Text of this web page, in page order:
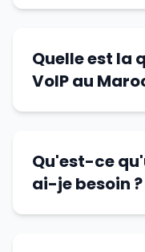
Quelle est la
VoIP au
Qu'est-ce
ai-je besoin ?